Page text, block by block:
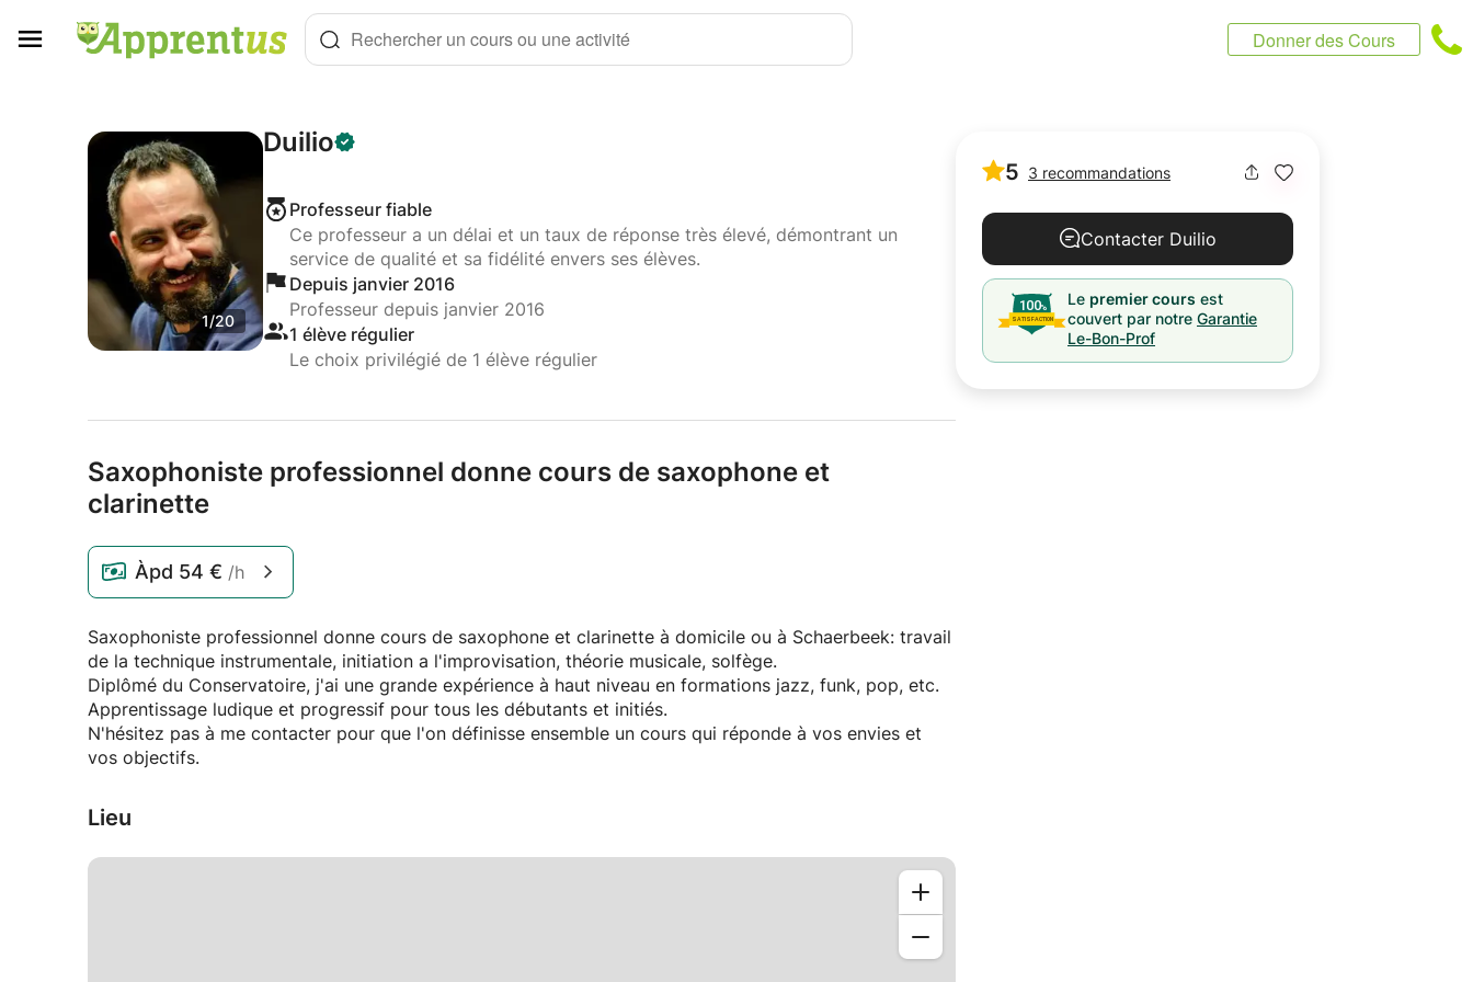
Rechercher un cours ou une activité Donner des Cours
1/20
Duilio
Professeur fiable
Ce professeur a un délai et un taux de réponse très élevé, démontrant un
service de qualité et sa fidélité envers ses élèves.
Depuis janvier 2016
Professeur depuis janvier 2016
1 élève régulier
Le choix privilégié de 1 élève régulier
Saxophoniste professionnel donne cours de saxophone et
clarinette
Àpd 54 € /h
Saxophoniste professionnel donne cours de saxophone et clarinette à domicile ou à Schaerbeek: travail
de la technique instrumentale, initiation a l'improvisation, théorie musicale, solfège.
Diplômé du Conservatoire, j'ai une grande expérience à haut niveau en formations jazz, funk, pop, etc.
Apprentissage ludique et progressif pour tous les débutants et initiés.
N'hésitez pas à me contacter pour que l'on définisse ensemble un cours qui réponde à vos envies et
vos objectifs.
Lieu
5 3 recommandations
Contacter Duilio
Le premier cours est
couvert par notre Garantie
Le-Bon-Prof